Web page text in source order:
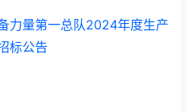
力量第一总队2024年度生产
标公告